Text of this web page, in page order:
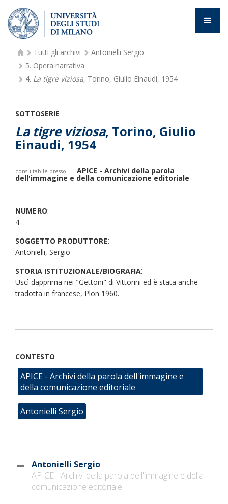
Tutti gli archivi
Antonielli Sergio
5. Opera narrativa
4. La tigre viziosa, Torino, Giulio Einaudi, 1954
SOTTOSERIE
La tigre viziosa, Torino, Giulio
Einaudi, 1954
consultabile presso: APICE - Archivi della parola
dell'immagine e della comunicazione editoriale
NUMERO:
4
SOGGETTO PRODUTTORE:
Antonielli, Sergio
STORIA ISTITUZIONALE/BIOGRAFIA:
Uscì dapprima nei "Gettoni" di Vittorini ed è stata anche
tradotta in francese, Plon 1960.
CONTESTO
APICE - Archivi della parola dell'immagine e
della comunicazione editoriale
Antonielli Sergio
Antonielli Sergio
APICE - Archivi della parola dell'immagine e della
comunicazione editoriale